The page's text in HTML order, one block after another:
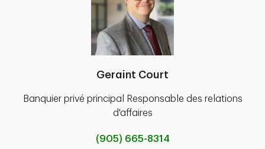
Geraint Court
Banquier privé principal Responsable des relations
d'affaires
(905) 665-8314